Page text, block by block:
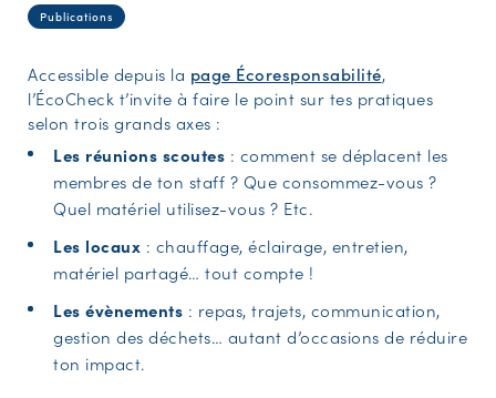
Publications
Accessible depuis la page Écoresponsabilité,
l’ÉcoCheck t’invite à faire le point sur tes pratiques
selon trois grands axes :
Les réunions scoutes : comment se déplacent les
membres de ton staff ? Que consommez-vous ?
Quel matériel utilisez-vous ? Etc.
Les locaux : chauffage, éclairage, entretien,
matériel partagé… tout compte !
Les évènements : repas, trajets, communication,
gestion des déchets… autant d’occasions de réduire
ton impact.